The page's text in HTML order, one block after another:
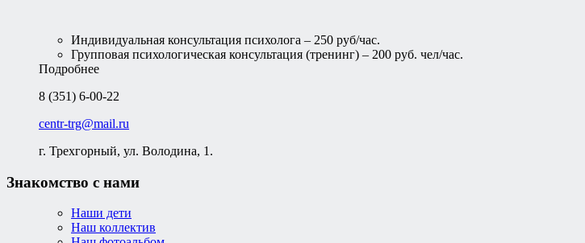
Индивидуальная консультация психолога – 250 руб/час.
Групповая психологическая консультация (тренинг) – 200 руб. чел/час.
Подробнее
8 (351) 6-00-22
centr-trg@mail.ru
г. Трехгорный, ул. Володина, 1.
Знакомство с нами
Наши дети
Наш коллектив